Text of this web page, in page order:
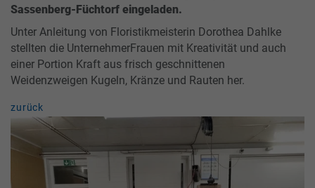
Sassenberg-Füchtorf eingeladen.
Unter Anleitung von Floristikmeisterin Dorothea Dahlke
stellten die UnternehmerFrauen mit Kreativität und auch
einer Portion Kraft aus frisch geschnittenen
Weidenzweigen Kugeln, Kränze und Rauten her.
zurück